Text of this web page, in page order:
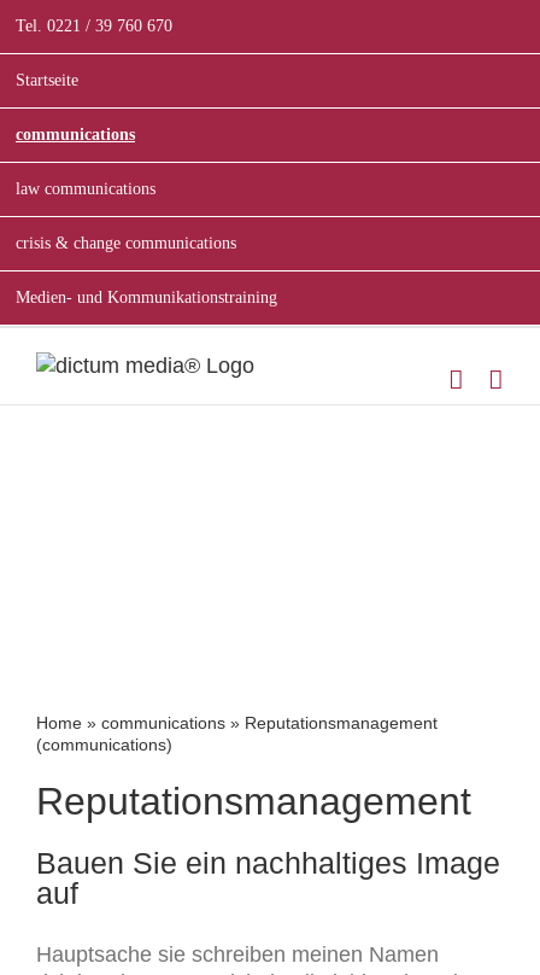
springen
Tel. 0221 / 39 760 670
Startseite
communications
law communications
crisis & change communications
Medien- und Kommunikationstraining
Home » communications » Reputationsmanagement
(communications)
Reputationsmanagement
Bauen Sie ein nachhaltiges Image
auf
Hauptsache sie schreiben meinen Namen